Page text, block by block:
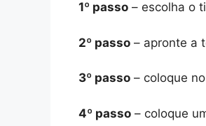
1º passo – escolha o
2º passo – apronte a
3º passo – coloque
4º passo – coloque